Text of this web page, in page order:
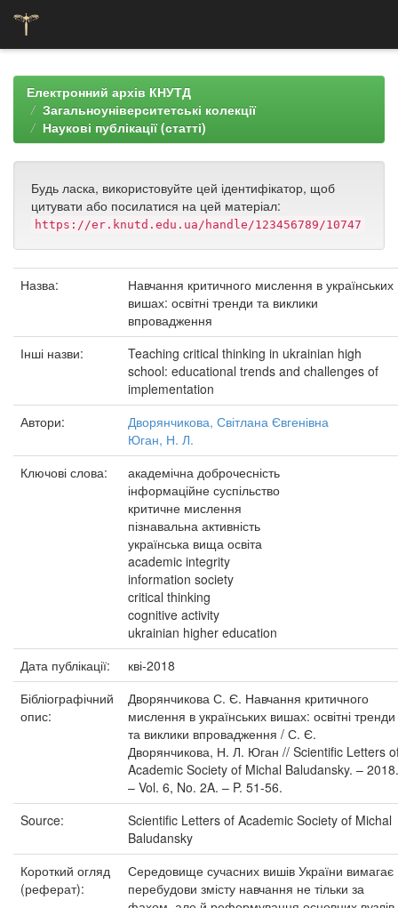
navigationЕлектронний архів КНУТД
Загальноуніверситетські колекції
Наукові публікації (статті)
Будь ласка, використовуйте цей ідентифікатор, щоб
цитувати або посилатися на цей матеріал:
https://er.knutd.edu.ua/handle/123456789/10747
Назва:
Навчання критичного мислення в українських
вишах: освітні тренди та виклики
впровадження
Інші назви:
Teaching critical thinking in ukrainian high
school: educational trends and challenges of
implementation
Автори:
Дворянчикова, Світлана Євгенівна
Юган, Н. Л.
Ключові слова:
академічна доброчесність
інформаційне суспільство
критичне мислення
пізнавальна активність
українська вища освіта
academic integrity
information society
critical thinking
cognitive activity
ukrainian higher education
Дата публікації:
кві-2018
Бібліографічний
опис:
Дворянчикова С. Є. Навчання критичного
мислення в українських вишах: освітні тренди
та виклики впровадження / С. Є.
Дворянчикова, Н. Л. Юган // Scientific Letters
Academic Society of Michal Baludansky. – 2018.
– Vol. 6, No. 2A. – P. 51-56.
Source:
Scientific Letters of Academic Society of Michal
Baludansky
Короткий огляд
(реферат):
Середовище сучасних вишів України вимагає
перебудови змісту навчання не тільки за